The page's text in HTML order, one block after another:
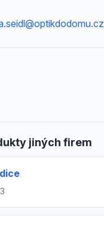
jiných firem